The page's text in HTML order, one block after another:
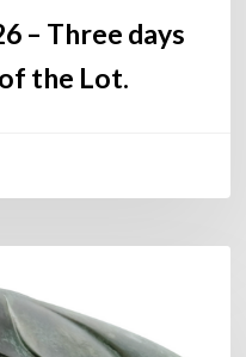
– Three days
the Lot.